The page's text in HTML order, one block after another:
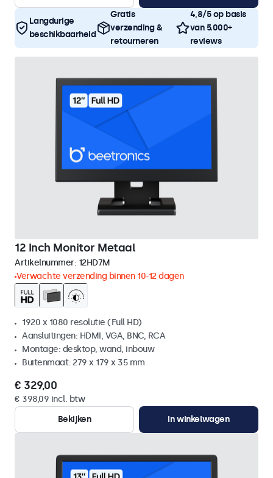
Langdurige
beschikbaarheid
Gratis
verzending &
retourneren
4,8/5 op basis
van 5.000+
reviews
12 Inch Monitor Metaal
Artikelnummer: 12HD7M
Verwachte verzending binnen 10-12 dagen
1920 x 1080 resolutie (Full HD)
Aansluitingen: HDMI, VGA, BNC, RCA
Montage: desktop, wand, inbouw
Buitenmaat: 279 x 179 x 35 mm
€ 329,00
€ 398,09 incl. btw
Bekijken
In winkelwagen